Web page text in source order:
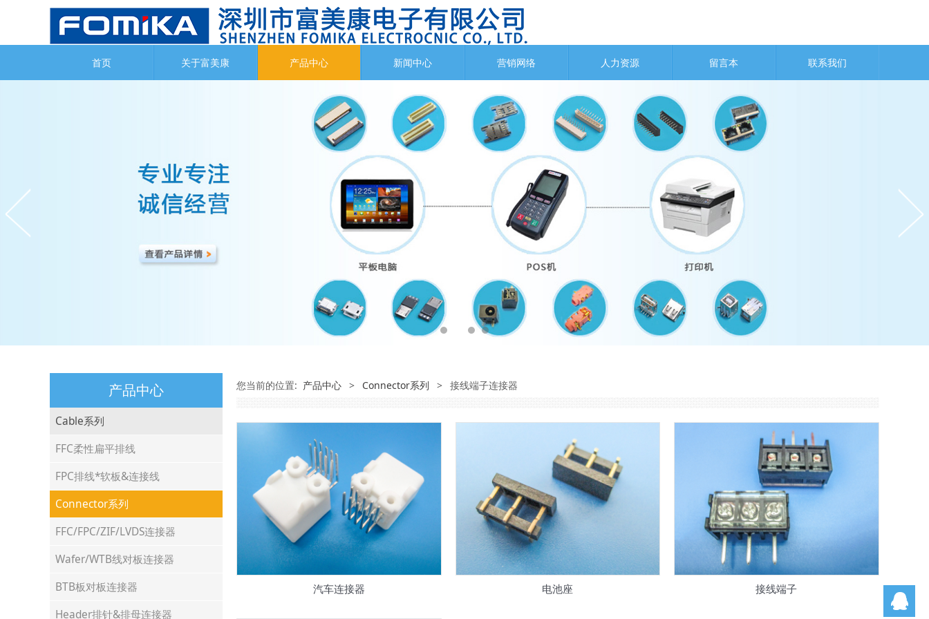
首页 关于富美康 产品中心 新闻中心 营销网络 人力资源 留言本 联系我们
产品中心
Cable系列
FFC柔性扁平排线
FPC排线*软板&连接线
Connector系列
FFC/FPC/ZIF/LVDS连接器
Wafer/WTB线对板连接器
BTB板对板连接器
Header排针&排母连接器
您当前的位置: 产品中心 > Connector系列 > 接线端子连接器
汽车连接器 电池座 接线端子